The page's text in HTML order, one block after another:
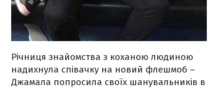
Річниця знайомства з коханою людиною
надихнула співачку на новий флешмоб –
Джамала попросила своїх шанувальників в